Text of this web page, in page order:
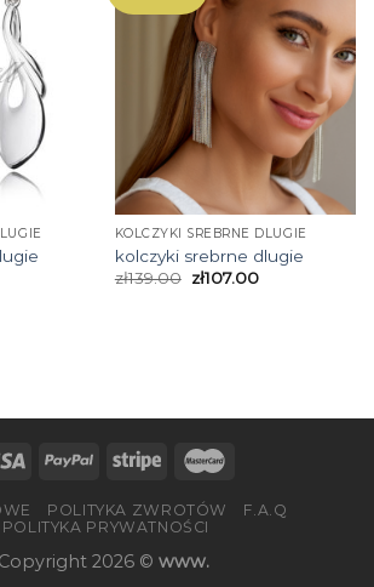
KOLCZYKI SREBRNE DLUGIE
kolczyki srebrne dlugie
zł139.00 zł107.00
POLITYKA ZWROTÓW
F.A.Q
POLITYKA PRYWATNOŚCI
Copyright 2026 © www.